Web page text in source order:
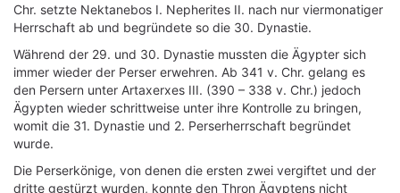
Chr. setzte Nektanebos I. Nepherites II. nach nur viermonatiger
Herrschaft ab und begründete so die 30. Dynastie.
Während der 29. und 30. Dynastie mussten die Ägypter sich
immer wieder der Perser erwehren. Ab 341 v. Chr. gelang es
den Persern unter Artaxerxes III. (390 – 338 v. Chr.) jedoch
Ägypten wieder schrittweise unter ihre Kontrolle zu bringen,
womit die 31. Dynastie und 2. Perserherrschaft begründet
wurde.
Die Perserkönige, von denen die ersten zwei vergiftet und der
dritte gestürzt wurden, konnte den Thron Ägyptens nicht